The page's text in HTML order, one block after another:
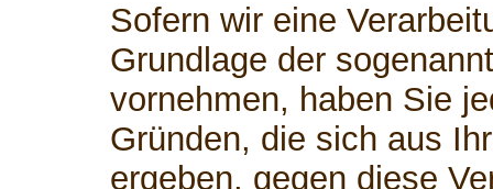
Sofern wir eine
Grundlage der
vornehmen, haben Sie
Gründen, die sich aus
ergeben, gegen diese